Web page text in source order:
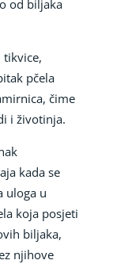
od biljaka
tikvice,
pčela
čime
i životinja.
kada se
uloga u
koja posjeti
biljaka,
njihove